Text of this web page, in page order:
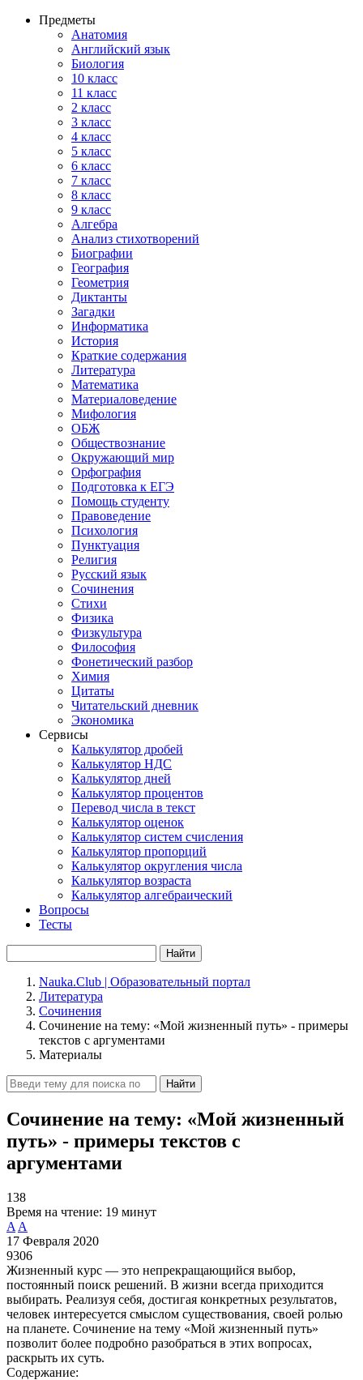
Предметы
Анатомия
Английский язык
Биология
10 класс
11 класс
2 класс
3 класс
4 класс
5 класс
6 класс
7 класс
8 класс
9 класс
Алгебра
Анализ стихотворений
Биографии
География
Геометрия
Диктанты
Загадки
Информатика
История
Краткие содержания
Литература
Математика
Материаловедение
Мифология
ОБЖ
Обществознание
Окружающий мир
Орфография
Подготовка к ЕГЭ
Помощь студенту
Правоведение
Психология
Пунктуация
Религия
Русский язык
Сочинения
Стихи
Физика
Физкультура
Философия
Фонетический разбор
Химия
Цитаты
Читательский дневник
Экономика
Сервисы
Калькулятор дробей
Калькулятор НДС
Калькулятор дней
Калькулятор процентов
Перевод числа в текст
Калькулятор оценок
Калькулятор систем счисления
Калькулятор пропорций
Калькулятор округления числа
Калькулятор возраста
Калькулятор алгебраический
Вопросы
Тесты
Найти
Nauka.Club | Образовательный портал
Литература
Сочинения
Сочинение на тему: «Мой жизненный путь» - примеры
текстов с аргументами
Материалы
Найти
Сочинение на тему: «Мой жизненный
путь» - примеры текстов с
аргументами
138
Время на чтение: 19 минут
A A
17 Февраля 2020
9306
Жизненный курс — это непрекращающийся выбор,
постоянный поиск решений. В жизни всегда приходится
выбирать. Реализуя себя, достигая конкретных результатов,
человек интересуется смыслом существования, своей ролью
на планете. Сочинение на тему «Мой жизненный путь»
позволит более подробно разобраться в этих вопросах,
раскрыть их суть.
Содержание: